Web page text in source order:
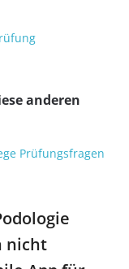
anderen
Prüfungsfragen
nicht